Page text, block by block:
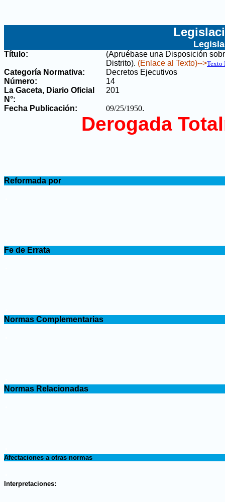
Título:
(Apruébase una Disposición
Distrito). (Enlace al Texto)-->Texto
Categoría Normativa:
Decretos Ejecutivos
Número:
14
La Gaceta, Diario Oficial
N°:
201
Fecha Publicación: 09/25/1950.
Derogada
Reformada por
Fe de Errata
Normas Complementarias
Normas Relacionadas
Afectaciones a otras normas
Interpretaciones: